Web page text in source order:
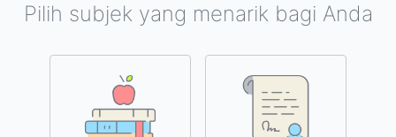
Pilih subjek yang menarik bagi Anda